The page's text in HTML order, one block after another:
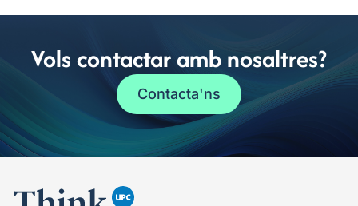
Vols contactar amb nosaltres?
Contacta'ns